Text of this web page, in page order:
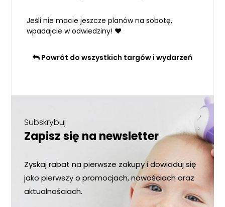
Jeśli nie macie jeszcze planów na sobotę,
wpadajcie w odwiedziny! ❤️
Powrót do wszystkich targów i wydarzeń
Subskrybuj
Zapisz się na newsletter
Zyskaj rabat na pierwsze zakupy i dowiaduj się
jako pierwszy o promocjach, nowościach oraz
aktualnościach.